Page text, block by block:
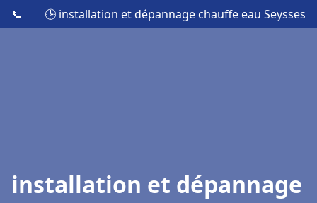
📞 🕒 installation et dépannage chauffe eau Seysses
installation et dépannage